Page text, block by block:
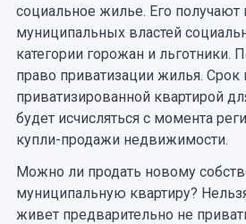
социальное жилье. Его получают
муниципальных властей
категории горожан и льготники.
право приватизации жилья. Срок
приватизированной квартирой
будет исчисляться с момента
купли-продажи недвижимости.
Можно ли продать новому
муниципальную квартиру?
живет предварительно не